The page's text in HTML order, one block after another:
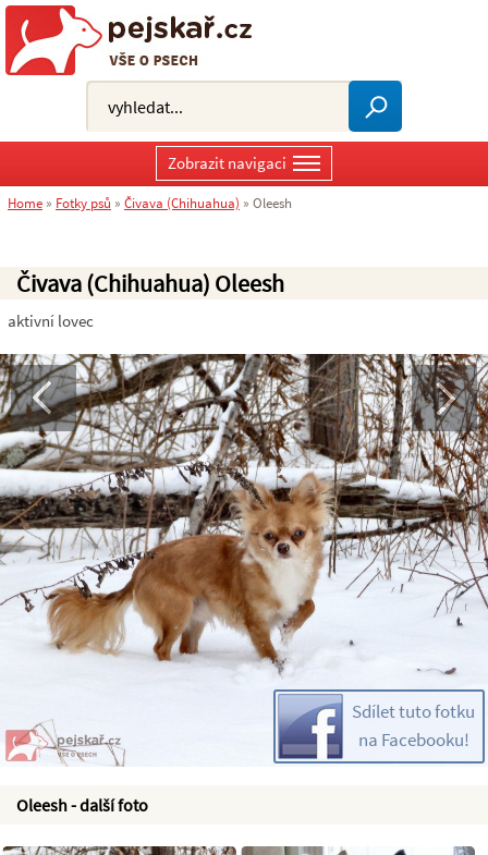
Čivava (Chihuahua) Oleesh
aktivní lovec
Sdílet tuto fotku
na Facebooku!
Oleesh - další foto
Zobrazit navigaci
Home » Fotky psů » Čivava (Chihuahua) » Oleesh